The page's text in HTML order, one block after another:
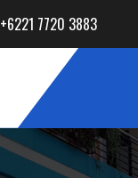
+6221 7720 3883